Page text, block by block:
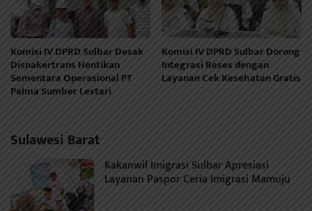
Komisi IV DPRD Sulbar Desak
Disnakertrans Hentikan
Sementara Operasional PT
Palma Sumber Lestari
Komisi IV DPRD Sulbar Dorong
Integrasi Reses dengan
Layanan Cek Kesehatan Gratis
Sulawesi Barat
Kakanwil Imigrasi Sulbar Apresiasi
Layanan Paspor Ceria Imigrasi Mamuju